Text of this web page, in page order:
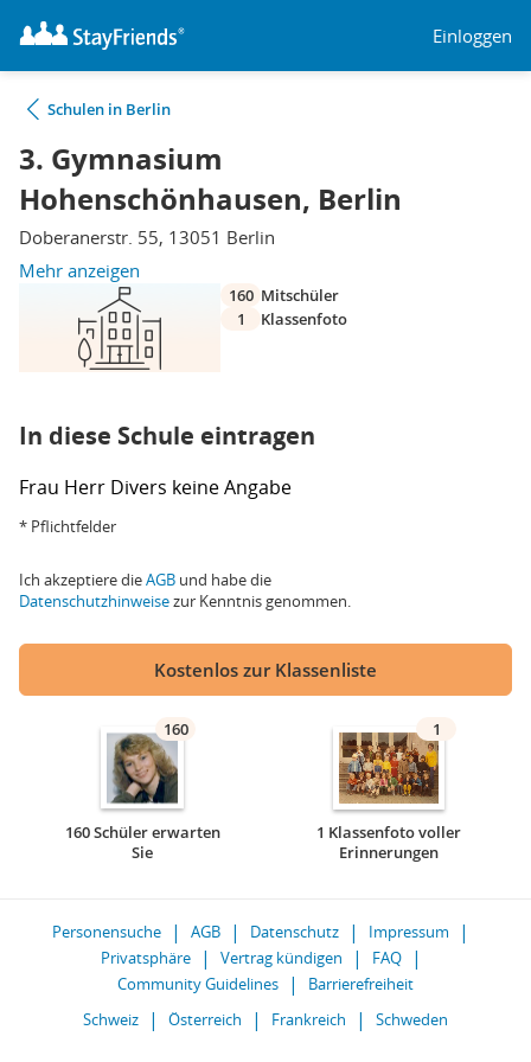
Einloggen
Schulen in Berlin
3. Gymnasium
Hohenschönhausen, Berlin
Doberanerstr. 55, 13051 Berlin
Mehr anzeigen
160 Mitschüler
1
Klassenfoto
In diese Schule eintragen
Frau Herr Divers keine Angabe
* Pflichtfelder
Ich akzeptiere dieAGB und habe die
Datenschutzhinweisezur Kenntnis genommen.
Kostenlos zur Klassenliste
160
160 Schüler erwarten
Sie
1
1 Klassenfoto voller
Erinnerungen
Personensuche AGB Datenschutz
Impressum
Privatsphäre
Vertrag kündigen
FAQ
Community Guidelines
Barrierefreiheit
Schweiz
Österreich Frankreich Schweden